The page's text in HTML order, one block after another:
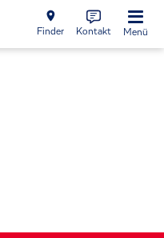
Finder Kontakt Menü